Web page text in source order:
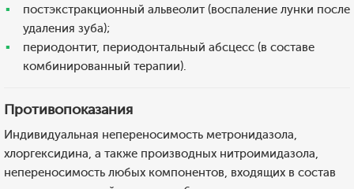
постэкстракционный альвеолит (воспаление лунки после
удаления зуба);
периодонтит, периодонтальный абсцесс (в составе
комбинированный терапии).
Противопоказания
Индивидуальная непереносимость метронидазола,
хлоргексидина, а также производных нитроимидазола,
непереносимость любых компонентов, входящих в состав